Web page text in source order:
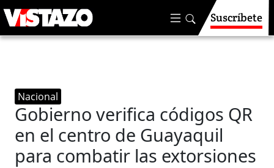
Suscríbete
Nacional
Gobierno verifica códigos QR
en el centro de Guayaquil
para combatir las extorsiones